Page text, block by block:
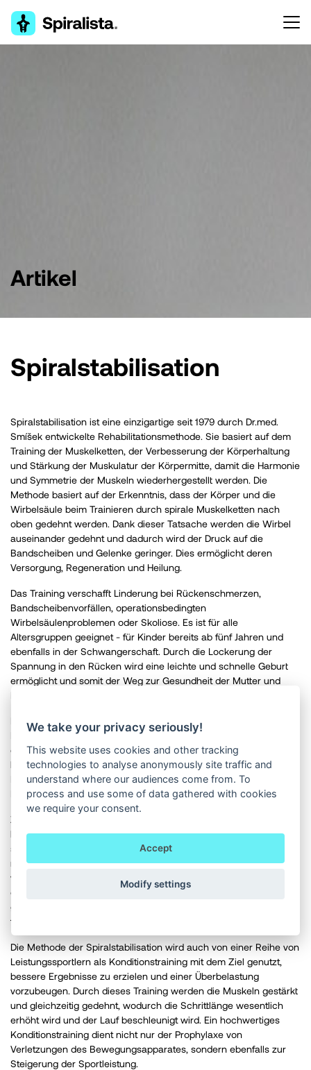
Artikel
Spiralstabilisation
Spiralstabilisation ist eine einzigartige seit 1979 durch Dr.med.
Smíšek entwickelte Rehabilitationsmethode. Sie basiert auf dem
Training der Muskelketten, der Verbesserung der Körperhaltung
und Stärkung der Muskulatur der Körpermitte, damit die Harmonie
und Symmetrie der Muskeln wiederhergestellt werden. Die
Methode basiert auf der Erkenntnis, dass der Körper und die
Wirbelsäule beim Trainieren durch spirale Muskelketten nach
oben gedehnt werden. Dank dieser Tatsache werden die Wirbel
auseinander gedehnt und dadurch wird der Druck auf die
Bandscheiben und Gelenke geringer. Dies ermöglicht deren
Versorgung, Regeneration und Heilung.
Das Training verschafft Linderung bei Rückenschmerzen,
Bandscheibenvorfällen, operationsbedingten
Wirbelsäulenproblemen oder Skoliose. Es ist für alle
Altersgruppen geeignet - für Kinder bereits ab fünf Jahren und
ebenfalls in der Schwangerschaft. Durch die Lockerung der
Spannung in den Rücken wird eine leichte und schnelle Geburt
ermöglicht und somit der Weg zur Gesundheit der Mutter und
Das Training trägt gleichzeitig zur Vorsorge von schlechter
Körperhaltung, Degeneration der Wirbelsäule und großer Gelenke
der Schulkinder bei. Durch die sitzende Lebensweise - nicht nur
bei Studierenden - entstehen schwerwiegende
Muskelfunktionsstörungen, die eine Ursache zur Entstehung von
Bandscheibenvorfällen und Skoliose darstellen.
Zurzeit sind
betroffen, schwerwiegendere Fälle verlangen das Tragen eines
speziellen Korsetts und operative Behandlung. Durch
regelmäßiges Training kann man der Wirbelsäulenoperation
vorbeugen und eine sichtbare Verbesserung erreichen. Durch
diese Rehabilitationsmethode sind wir zurzeit in der Lage, sogar
größere Verkrümmungen als 40 Cobb-Grad zu behandeln, die
früher für eine Stabilisationsoperation indiziert wurden.
Die Methode der Spiralstabilisation wird auch von einer Reihe von
Leistungssportlern als Konditionstraining mit dem Ziel genutzt,
bessere Ergebnisse zu erzielen und einer Überbelastung
vorzubeugen. Durch dieses Training werden die Muskeln gestärkt
und gleichzeitig gedehnt, wodurch die Schrittlänge wesentlich
erhöht wird und der Lauf beschleunigt wird. Ein hochwertiges
Konditionstraining dient nicht nur der Prophylaxe von
Verletzungen des Bewegungsapparates, sondern ebenfalls zur
Steigerung der Sportleistung.
We take your privacy seriously!
This website uses cookies and other tracking
technologies to analyse anonymously site traffic and
understand where our audiences come from. To
process and use some of data gathered with cookies
we require your consent.
Accept
Modify settings